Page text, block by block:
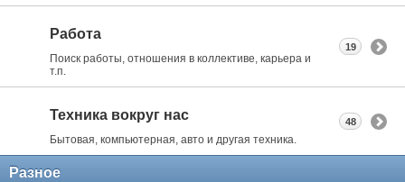
Работа
Поиск работы, отношения в коллективе, карьера и
т.п.
19
Техника вокруг нас
Бытовая, компьютерная, авто и другая техника.
48
Разное